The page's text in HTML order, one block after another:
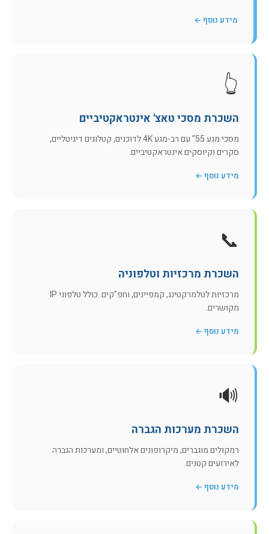
מידע נוסף ←
👆
השכרת מסכי טאצ' אינטראקטיביים
מסכי מגע 55" עם רב-מגע 4K לדוכנים, קטלוגים דיגיטליים,
סקרים וקיוסקים אינטראקטיביים.
מידע נוסף ←
📞
השכרת מרכזיות וטלפוניה
מרכזיות לטלמרקטינג, קמפיינים, וחפ"קים. כולל טלפוני IP
מקושרים.
מידע נוסף ←
🔊
השכרת מערכות הגברה
רמקולים מוגברים, מיקרופונים אלחוטיים, ומערכות הגברה
לאירועים קטנים.
מידע נוסף ←